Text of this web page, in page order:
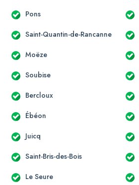
Pons
Saint-Quantin-de-Rancanne
Moëze
Soubise
Bercloux
Ébéon
Juicq
Saint-Bris-des-Bois
Le Seure